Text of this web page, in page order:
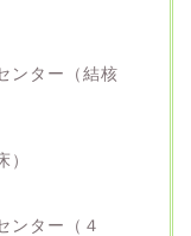
ンター（結核
）
ンター（４